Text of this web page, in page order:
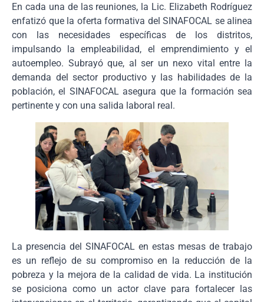
En cada una de las reuniones, la Lic. Elizabeth Rodríguez
enfatizó que la oferta formativa del SINAFOCAL se alinea
con las necesidades específicas de los distritos,
impulsando la empleabilidad, el emprendimiento y el
autoempleo. Subrayó que, al ser un nexo vital entre la
demanda del sector productivo y las habilidades de la
población, el SINAFOCAL asegura que la formación sea
pertinente y con una salida laboral real.
La presencia del SINAFOCAL en estas mesas de trabajo
es un reflejo de su compromiso en la reducción de la
pobreza y la mejora de la calidad de vida. La institución
se posiciona como un actor clave para fortalecer las